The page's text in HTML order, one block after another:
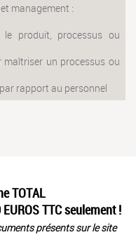
management :
produit, processus ou
un processus ou
rapport au personnel
TOTAL
TTC seulement !
présents sur le site